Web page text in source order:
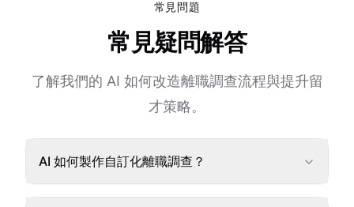
常見問題
常見疑問解答
了解我們的 AI 如何改造離職調查流程與提升留
才策略。
AI 如何製作自訂化離職調查？